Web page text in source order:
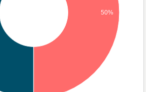
50%